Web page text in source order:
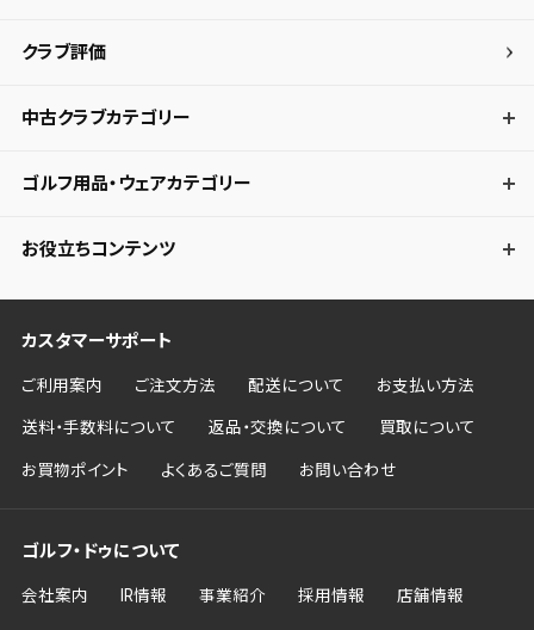
クラブ評価
中古クラブカテゴリー
ゴルフ用品・ウェアカテゴリー
お役立ちコンテンツ
カスタマーサポート
ご利用案内 ご注文方法 配送について お支払い方法
送料・手数料について 返品・交換について 買取について
お買物ポイント よくあるご質問 お問い合わせ
ゴルフ・ドゥについて
会社案内 IR情報 事業紹介 採用情報 店舗情報